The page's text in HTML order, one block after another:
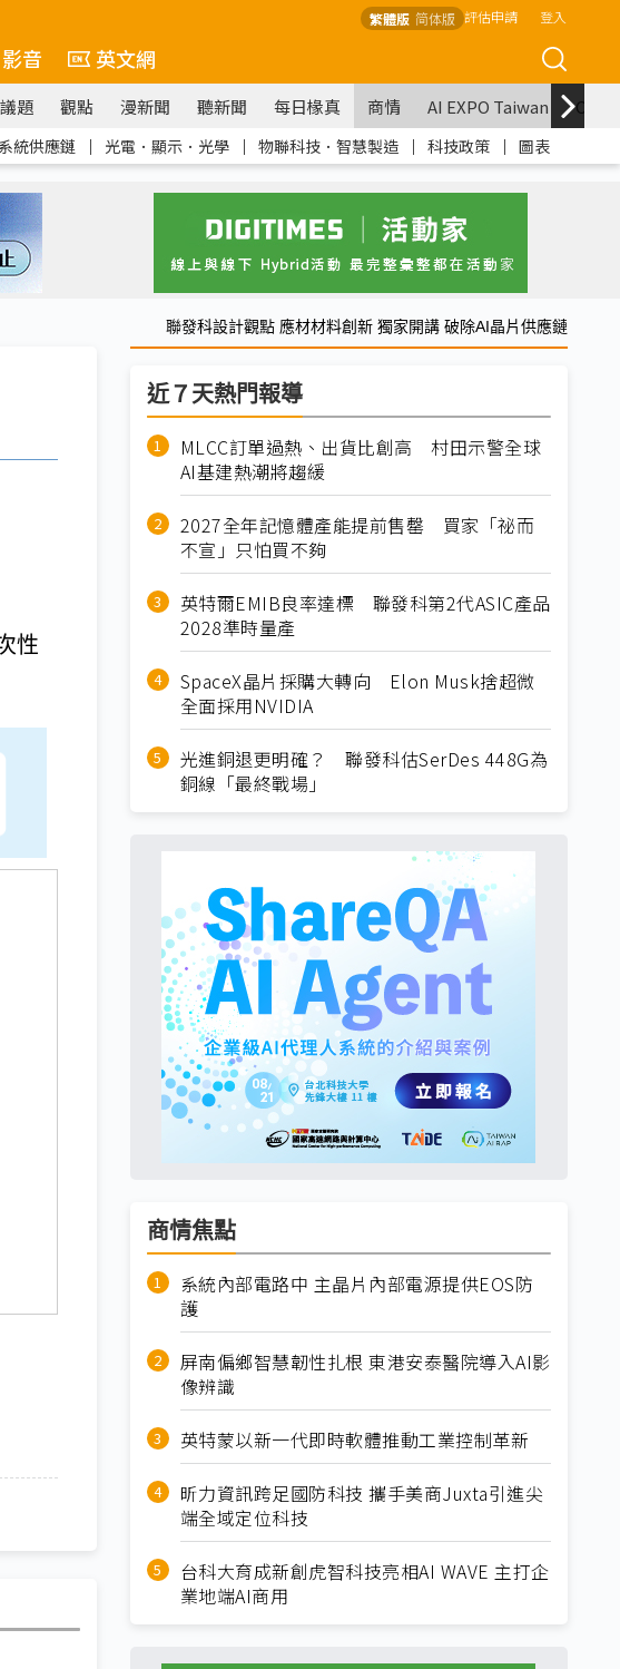
繁體版 简体版 評估申請 登入
影音 英文網
議題 觀點 漫新聞 聽新聞 每日椽真 商情 AI EXPO Taiwan
統供應鏈 ｜ 光電．顯示．光學 ｜ 物聯科技．智慧製造 ｜ 科技政策 ｜ 圖表
聯發科設計觀點 應材材料創新 獨家開講 破除AI晶片供應鏈
性
近７天熱門報導
MLCC訂單過熱、出貨比創高 村田示警全球
AI基建熱潮將趨緩
2027全年記憶體產能提前售罄 買家「祕而
不宣」只怕買不夠
英特爾EMIB良率達標 聯發科第2代ASIC產品
2028準時量產
SpaceX晶片採購大轉向 Elon Musk捨超微
全面採用NVIDIA
光進銅退更明確？ 聯發科估SerDes 448G為
銅線「最終戰場」
商情焦點
系統內部電路中 主晶片內部電源提供EOS防
護
屏南偏鄉智慧韌性扎根 東港安泰醫院導入AI影
像辨識
英特蒙以新一代即時軟體推動工業控制革新
昕力資訊跨足國防科技 攜手美商Juxta引進尖
端全域定位科技
台科大育成新創虎智科技亮相AI WAVE 主打企
業地端AI商用